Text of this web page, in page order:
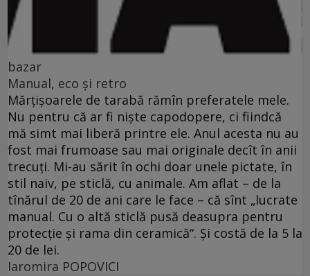
bazar
Manual, eco şi retro
Mărţişoarele de tarabă rămîn preferatele mele.
Nu pentru că ar fi nişte capodopere, ci fiindcă
mă simt mai liberă printre ele. Anul acesta nu au
fost mai frumoase sau mai originale decît în anii
trecuţi. Mi-au sărit în ochi doar unele pictate, în
stil naiv, pe sticlă, cu animale. Am aflat – de la
tînărul de 20 de ani care le face – că sînt „lucrate
manual. Cu o altă sticlă pusă deasupra pentru
protecţie şi rama din ceramică“. Şi costă de la 5 la
20 de lei.
Iaromira POPOVICI